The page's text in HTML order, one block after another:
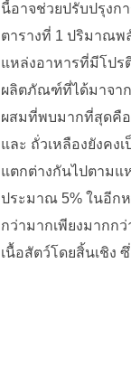
นี้อาจช่วยปรับปรุงก
ตารางที่ 1 ปริมาณพ
แหล่งอาหารที่มีโปร
ผลิตภัณฑ์ที่ได้มาจาก
ผสมที่พบมากที่สุดคือ
และ ถั่วเหลืองยังค
แตกต่างกันไปตามแ
ประมาณ 5% ในอีก
กว่ามากเพียงมากก
เนื้อสัตว์โดยสิ้นเชิง